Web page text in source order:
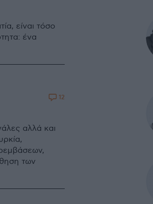
είναι τόσο
ένα
αλλά και
των
12